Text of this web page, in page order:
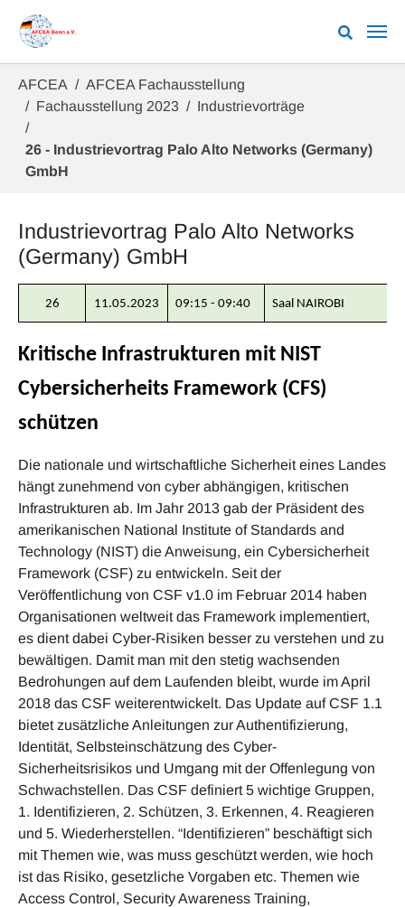
AFCEA
AFCEA Fachausstellung
Fachausstellung 2023
Industrievorträge
26 - Industrievortrag Palo Alto Networks (Germany)
GmbH
Industrievortrag Palo Alto Networks
(Germany) GmbH
26 11.05.2023 09:15 - 09:40 Saal NAIROBI
Kritische Infrastrukturen mit NIST
Cybersicherheits Framework (CFS)
schützen
Die nationale und wirtschaftliche Sicherheit eines Landes
hängt zunehmend von cyber abhängigen, kritischen
Infrastrukturen ab. Im Jahr 2013 gab der Präsident des
amerikanischen National Institute of Standards and
Technology (NIST) die Anweisung, ein Cybersicherheit
Framework (CSF) zu entwickeln. Seit der
Veröffentlichung von CSF v1.0 im Februar 2014 haben
Organisationen weltweit das Framework implementiert,
es dient dabei Cyber-Risiken besser zu verstehen und zu
bewältigen. Damit man mit den stetig wachsenden
Bedrohungen auf dem Laufenden bleibt, wurde im April
2018 das CSF weiterentwickelt. Das Update auf CSF 1.1
bietet zusätzliche Anleitungen zur Authentifizierung,
Identität, Selbsteinschätzung des Cyber-
Sicherheitsrisikos und Umgang mit der Offenlegung von
Schwachstellen. Das CSF definiert 5 wichtige Gruppen,
1. Identifizieren, 2. Schützen, 3. Erkennen, 4. Reagieren
und 5. Wiederherstellen. “Identifizieren” beschäftigt sich
mit Themen wie, was muss geschützt werden, wie hoch
ist das Risiko, gesetzliche Vorgaben etc. Themen wie
Access Control, Security Awareness Training,